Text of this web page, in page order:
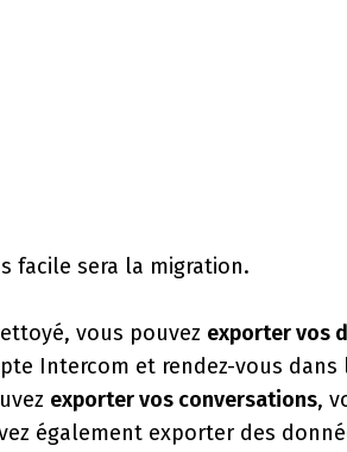
facile sera la migration.
vous pouvez exporter vos
Intercom et rendez-vous dans
exporter vos conversations,
également exporter des